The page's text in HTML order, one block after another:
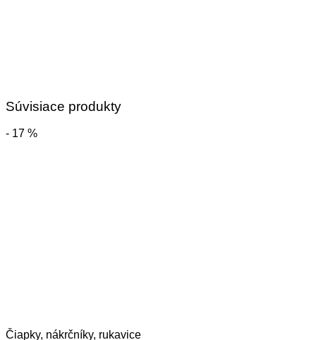
Súvisiace produkty
- 17 %
Čiapky, nákrčníky, rukavice